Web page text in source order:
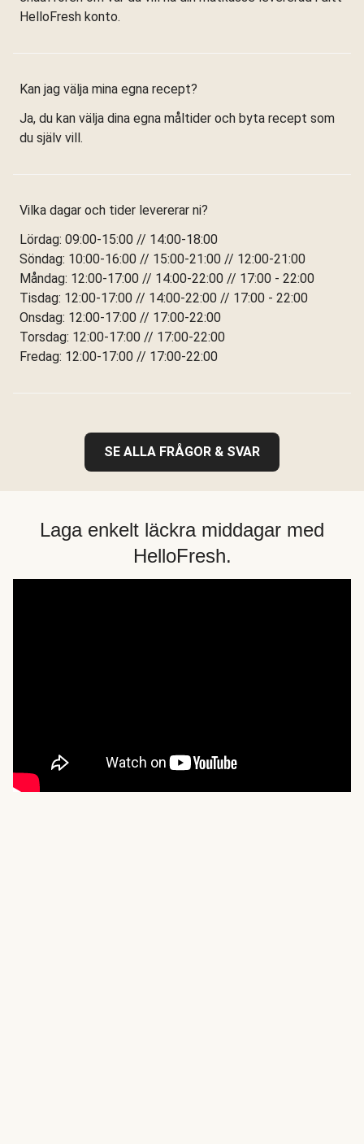
HelloFresh konto.
Kan jag välja mina egna recept?
Ja, du kan välja dina egna måltider och byta recept som
du själv vill.
Vilka dagar och tider levererar ni?
Lördag: 09:00-15:00 // 14:00-18:00
Söndag: 10:00-16:00 // 15:00-21:00 // 12:00-21:00
Måndag: 12:00-17:00 // 14:00-22:00 // 17:00 - 22:00
Tisdag: 12:00-17:00 // 14:00-22:00 // 17:00 - 22:00
Onsdag: 12:00-17:00 // 17:00-22:00
Torsdag: 12:00-17:00 // 17:00-22:00
Fredag: 12:00-17:00 // 17:00-22:00
SE ALLA FRÅGOR & SVAR
Laga enkelt läckra middagar med
HelloFresh.